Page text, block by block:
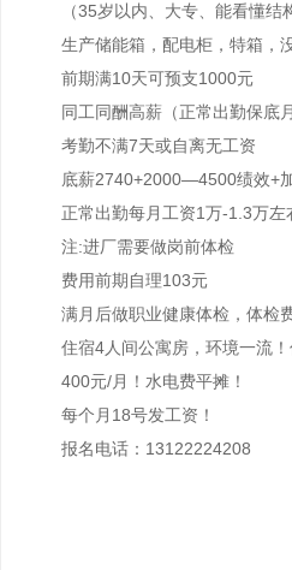
（35岁以内、大专、能看懂结
生产储能箱，配电柜，特箱，
前期满10天可预支1000元
同工同酬高薪（正常出勤保底
考勤不满7天或自离无工资
底薪2740+2000—4500绩效+
正常出勤每月工资1万-1.3万左
注:进厂需要做岗前体检
费用前期自理103元
满月后做职业健康体检，体检
住宿4人间公寓房，环境一流
400元/月！水电费平摊！
每个月18号发工资！
报名电话：13122224208